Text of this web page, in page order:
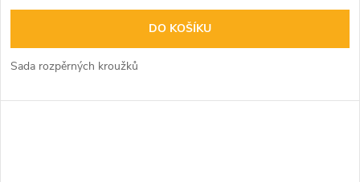
DO KOŠÍKU
Sada rozpěrných kroužků